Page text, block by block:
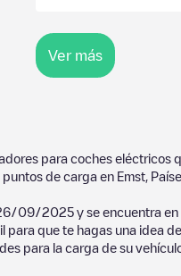
Ver más
para coches eléctricos
puntos de carga en Emst
09/2025 y se encuentra
para que te hagas una idea
para la carga de su